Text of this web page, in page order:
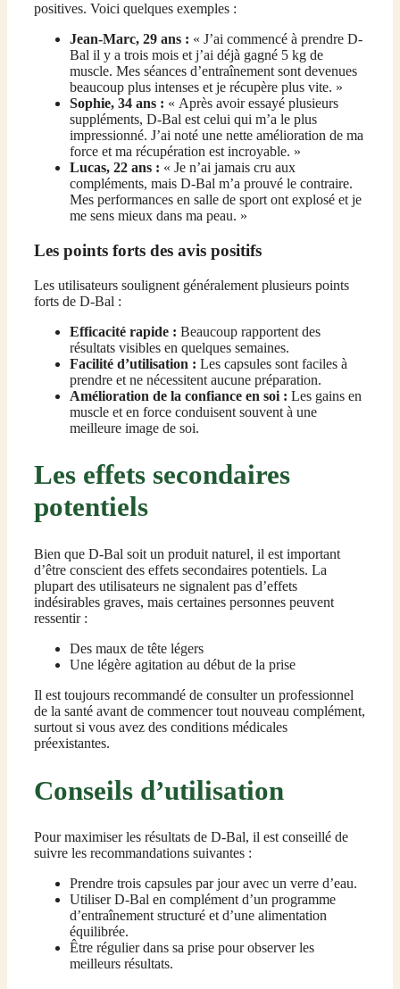
positives. Voici quelques exemples :
Jean-Marc, 29 ans : « J’ai commencé à prendre D-
Bal il y a trois mois et j’ai déjà gagné 5 kg de
muscle. Mes séances d’entraînement sont devenues
beaucoup plus intenses et je récupère plus vite. »
Sophie, 34 ans : « Après avoir essayé plusieurs
suppléments, D-Bal est celui qui m’a le plus
impressionné. J’ai noté une nette amélioration de ma
force et ma récupération est incroyable. »
Lucas, 22 ans : « Je n’ai jamais cru aux
compléments, mais D-Bal m’a prouvé le contraire.
Mes performances en salle de sport ont explosé et je
me sens mieux dans ma peau. »
Les points forts des avis positifs
Les utilisateurs soulignent généralement plusieurs points
forts de D-Bal :
Efficacité rapide : Beaucoup rapportent des
résultats visibles en quelques semaines.
Facilité d’utilisation : Les capsules sont faciles à
prendre et ne nécessitent aucune préparation.
Amélioration de la confiance en soi : Les gains en
muscle et en force conduisent souvent à une
meilleure image de soi.
Les effets secondaires
potentiels
Bien que D-Bal soit un produit naturel, il est important
d’être conscient des effets secondaires potentiels. La
plupart des utilisateurs ne signalent pas d’effets
indésirables graves, mais certaines personnes peuvent
ressentir :
Des maux de tête légers
Une légère agitation au début de la prise
Il est toujours recommandé de consulter un professionnel
de la santé avant de commencer tout nouveau complément,
surtout si vous avez des conditions médicales
préexistantes.
Conseils d’utilisation
Pour maximiser les résultats de D-Bal, il est conseillé de
suivre les recommandations suivantes :
Prendre trois capsules par jour avec un verre d’eau.
Utiliser D-Bal en complément d’un programme
d’entraînement structuré et d’une alimentation
équilibrée.
Être régulier dans sa prise pour observer les
meilleurs résultats.